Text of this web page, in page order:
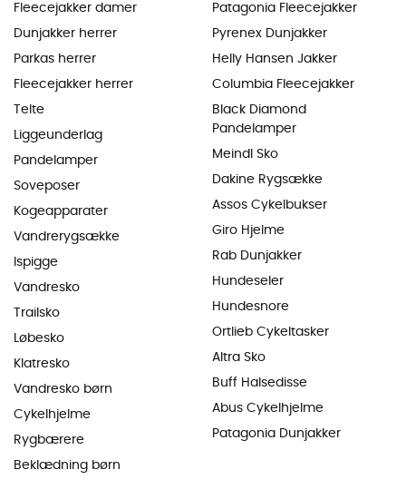
Fleecejakker damer
Dunjakker herrer
Parkas herrer
Fleecejakker herrer
Telte
Liggeunderlag
Pandelamper
Soveposer
Kogeapparater
Vandrerygsække
Ispigge
Vandresko
Trailsko
Løbesko
Klatresko
Vandresko børn
Cykelhjelme
Rygbærere
Beklædning børn
Patagonia Fleecejakker
Pyrenex Dunjakker
Helly Hansen Jakker
Columbia Fleecejakker
Black Diamond
Pandelamper
Meindl Sko
Dakine Rygsække
Assos Cykelbukser
Giro Hjelme
Rab Dunjakker
Hundeseler
Hundesnore
Ortlieb Cykeltasker
Altra Sko
Buff Halsedisse
Abus Cykelhjelme
Patagonia Dunjakker